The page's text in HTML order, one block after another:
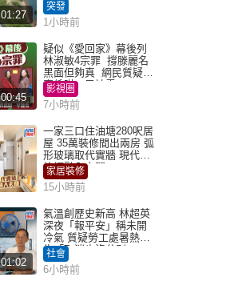
01:27
突發
1小時前
00:45
疑似《愛回家》幕後列
林淑敏4宗罪 撐滕麗名
黑面但夠真 網民質疑：
真係咁一早被雪
影視圈
7小時前
一家三口住油塘280呎居
屋 35萬裝修間出兩房 弧
形玻璃取代實牆 現代神
枱櫃融入玄關
家居裝修
15小時前
01:02
氣溫創歷史新高 林超英
深夜「報平安」稱未開
冷氣 質疑勞工處暑熱警
告「取消也沒分別」
社會
6小時前